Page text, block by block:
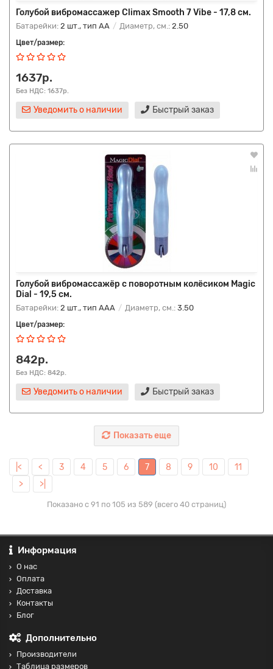
Голубой вибромассажер Climax Smooth 7 Vibe - 17,8 см.
Батарейки: 2 шт., тип AA Диаметр, см.: 2.50
Цвет/размер:
1637р.
Без НДС: 1637р.
Уведомить о наличии Быстрый заказ
Голубой вибромассажёр с поворотным колёсиком Magic
Dial - 19,5 см.
Батарейки: 2 шт., тип AAA Диаметр, см.: 3.50
Цвет/размер:
842р.
Без НДС: 842р.
Уведомить о наличии Быстрый заказ
Показать еще
|< < 3 4 5 6 7 8 9 10
11
>
>|
Показано с 91 по 105 из 589 (всего 40 страниц)
Информация
О нас
Оплата
Доставка
Контакты
Блог
Дополнительно
Производители
Таблица размеров